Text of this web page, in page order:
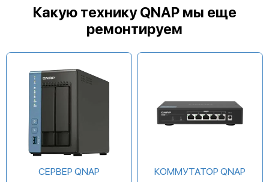
QNAP QHora-301W
Какую технику QNAP мы еще
ремонтируем
СЕРВЕР QNAP КОММУТАТОР QNAP